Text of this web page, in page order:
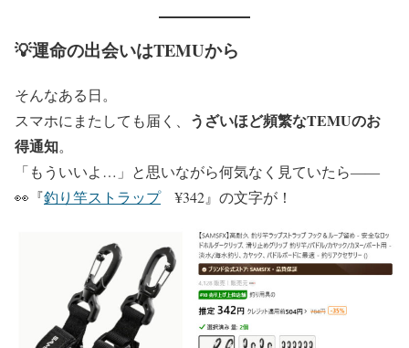
💡運命の出会いはTEMUから
そんなある日。
スマホにまたしても届く、 うざいほど頻繁なTEMUのお
得通知。
「もういいよ…」と思いながら何気なく見ていたら――
👀『釣り竿ストラップ¥342』の文字が！